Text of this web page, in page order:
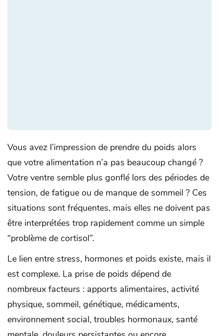
Vous avez l’impression de prendre du poids alors
que votre alimentation n’a pas beaucoup changé ?
Votre ventre semble plus gonflé lors des périodes de
tension, de fatigue ou de manque de sommeil ? Ces
situations sont fréquentes, mais elles ne doivent pas
être interprétées trop rapidement comme un simple
“problème de cortisol”.
Le lien entre stress, hormones et poids existe, mais il
est complexe. La prise de poids dépend de
nombreux facteurs : apports alimentaires, activité
physique, sommeil, génétique, médicaments,
environnement social, troubles hormonaux, santé